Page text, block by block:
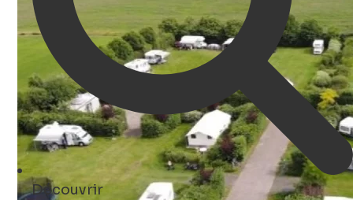
Découvrir